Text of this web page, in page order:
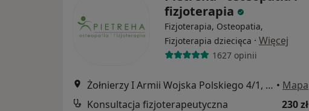
fizjoterapia
Fizjoterapia, Osteopatia,
Fizjoterapia dziecięca · Więcej
1627 opinii
Żołnierzy I Armii Wojska Polskiego 4/1, Gdynia • Mapa
Konsultacja fizjoterapeutyczna
230 zł